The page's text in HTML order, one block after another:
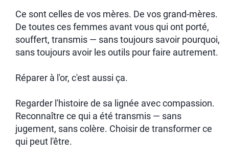
Ce sont celles de vos mères. De vos grand-mères.
De toutes ces femmes avant vous qui ont porté,
souffert, transmis — sans toujours savoir pourquoi,
sans toujours avoir les outils pour faire autrement.
Réparer à l'or, c'est aussi ça.
Regarder l'histoire de sa lignée avec compassion.
Reconnaître ce qui a été transmis — sans
jugement, sans colère. Choisir de transformer ce
qui peut l'être.